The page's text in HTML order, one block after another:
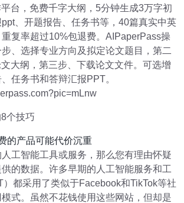
台，免费千字大纲，5分钟生成3万字初
、开题报告、任务书等，40篇真实中英
复率超过10%包退费。AIPaperPass操
、选择专业方向及拟定论文题目，第二
大纲，第三步、下载论文文件。可选增
任务书和答辩汇报PPT。
个技巧
的产品可能代价沉重
工智能工具或服务，那么您有理由怀疑
的数据。许多早期的人工智能服务和工
都采用了类似于Facebook和TikTok等社
式。虽然不花钱使用这些网站，但却是